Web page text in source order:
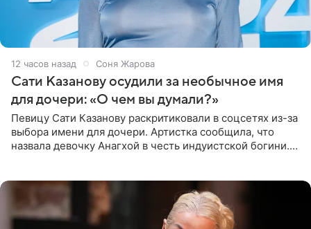
12 часов назад Соня Жарова
Сати Казанову осудили за необычное имя
для дочери: «О чем вы думали?»
Певицу Сати Казанову раскритиковали в соцсетях из-за
выбора имени для дочери. Артистка сообщила, что
назвала девочку Анагхой в честь индуистской богини.